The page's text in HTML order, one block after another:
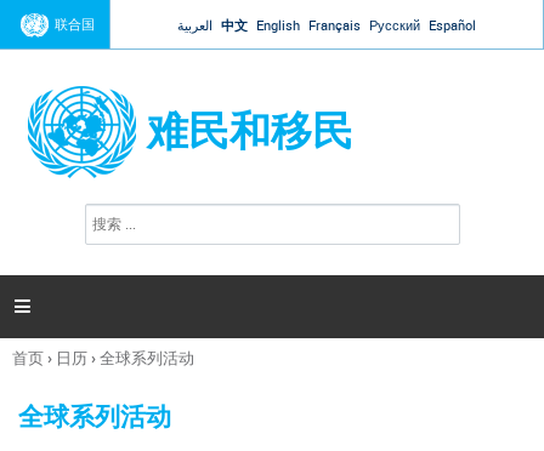
Jump to navigation
联合国 العربية 中文 English Français Русский Español
难民和移民
搜
索

你
这
首页› 日历›全球系列活动
全球系列活动